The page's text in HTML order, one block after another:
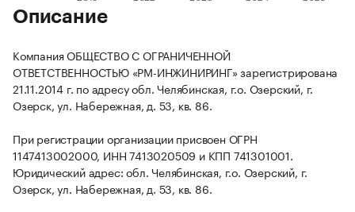
Описание
Компания ОБЩЕСТВО С ОГРАНИЧЕННОЙ
ОТВЕТСТВЕННОСТЬЮ «РМ-ИНЖИНИРИНГ» зарегистрирована
21.11.2014 г. по адресу обл. Челябинская, г.о. Озерский, г.
Озерск, ул. Набережная, д. 53, кв. 86.
При регистрации организации присвоен ОГРН
1147413002000, ИНН 7413020509 и КПП 741301001.
Юридический адрес: обл. Челябинская, г.о. Озерский, г.
Озерск, ул. Набережная, д. 53, кв. 86.